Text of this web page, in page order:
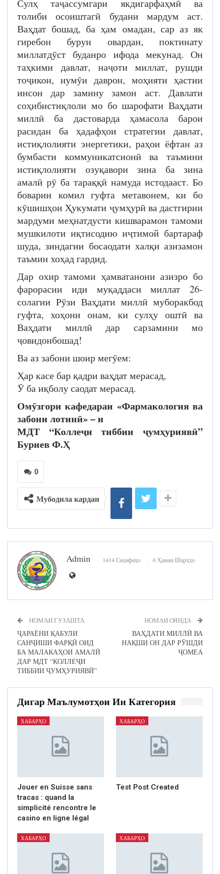
Сулҳ таҷассумгари якдигарфаҳмӣ ва
толиби осоиштагӣ будани мардум аст.
Ваҳдат бошад, ба ҳам омадан, сар аз як
гиребон бурун овардан, поктинату
миллатдӯст буданро ифода мекунад. Он
таҳкими давлат, наҷоти миллат, рушди
тоҷикон, нумӯи даврон, моҳияти ҳастии
инсон дар замину замон аст. Давлати
соҳибистиқлоли мо бо шарофати Ваҳдати
миллӣ ба дастоварда ҳамасола барои
расидан ба ҳадафҳои стратегии давлат,
истиқлолияти энергетики, раҳои ёфтан аз
бумбасти коммуникатсионӣ ва таъмини
истиқлолияти озуқавори зина ба зина
амалӣ рӯ ба тараққӣ намуда истодааст. Бо
боварии комил гуфта метавонем, ки бо
кӯшишҳои Ҳукумати ҷумҳурӣ ва дастгирии
мардуми меҳнатдусти кишварамон тамоми
мушкилоти иқтисодию иҷтимой бартараф
шуда, зиндагии босаодати халқи азизамон
таъмин хоҳад гардид.
Дар охир тамоми ҳамватанони азизро бо
фарорасии иди муқаддаси миллат 26-
солагии Рӯзи Ваҳдати миллӣ муборакбод
гуфта, хоҳони онам, ки сулҳу оштӣ ва
Ваҳдати миллӣ дар сарзамини мо
ҷовидонбошад!
Ва аз забони шоир мегӯем:
Ҳар касе бар қадри ваҳдат мерасад,
Ӯ ба иқболу саодат мерасад.
Омӯзгори кафедараи «Фармакология ва
забони лотинӣ» – и
МДТ “Коллеҷи тиббии ҷумҳуриявӣ”
Буриев Ф.Ҳ
0
Мубодила кардан
Admin 1414 Саҳифаҳо 0 Ҳамаи Шарҳҳо
НОМАИ ГУЗАШТА
ҶАРАЁНИ ҚАБУЛИ
САНҶИШИ ФАРҚӢ ОИД
БА МАЛАКАҲОИ АМАЛӢ
ДАР МДТ “КОЛЛЕҶИ
ТИББИИ ҶУМҲУРИЯВӢ”
НОМАИ ОЯНДА
ВАҲДАТИ МИЛЛӢ ВА
НАҚШИ ОН ДАР РӮШДИ
ҶОМЕА
Дигар Маълумотҳои Ин Категория
ХАБАРҲО
Jouer en Suisse sans
tracas : quand la
simplicité rencontre le
casino en ligne légal
ХАБАРҲО
Test Post Created
ХАБАРҲО ХАБАРҲО